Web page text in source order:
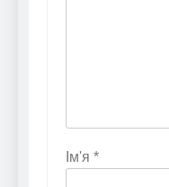
Ім'я *